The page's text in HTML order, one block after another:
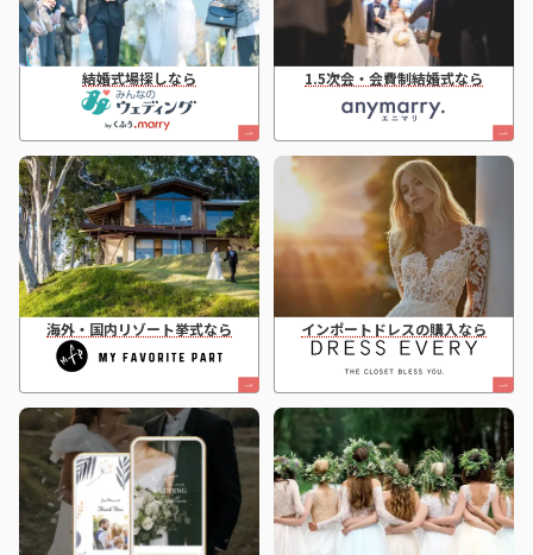
結婚式場探しなら 1.5次会・会費制結婚式なら
海外・国内リゾート挙式なら インポートドレスの購入なら